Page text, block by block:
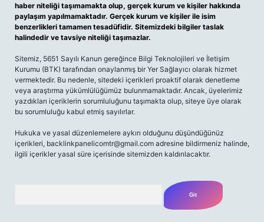
haber niteliği taşımamakta olup, gerçek kurum ve kişiler hakkında
paylaşım yapılmamaktadır. Gerçek kurum ve kişiler ile isim
benzerlikleri tamamen tesadüfidir. Sitemizdeki bilgiler taslak
halindedir ve tavsiye niteliği taşımazlar.
Sitemiz, 5651 Sayılı Kanun gereğince Bilgi Teknolojileri ve İletişim
Kurumu (BTK) tarafından onaylanmış bir Yer Sağlayıcı olarak hizmet
vermektedir. Bu nedenle, sitedeki içerikleri proaktif olarak denetleme
veya araştırma yükümlülüğümüz bulunmamaktadır. Ancak, üyelerimiz
yazdıkları içeriklerin sorumluluğunu taşımakta olup, siteye üye olarak
bu sorumluluğu kabul etmiş sayılırlar.
Hukuka ve yasal düzenlemelere aykırı olduğunu düşündüğünüz
içerikleri, backlinkpanelicomtr@gmail.com adresine bildirmeniz halinde,
ilgili içerikler yasal süre içerisinde sitemizden kaldırılacaktır.